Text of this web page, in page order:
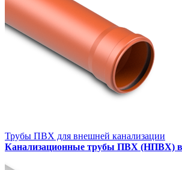
Трубы ПВХ для внешней канализации
Канализационные трубы ПВХ (НПВХ)